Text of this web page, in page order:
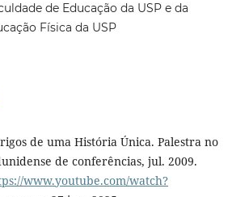
de Educação da USP e da
Física da USP
de uma História Única. Palestra no
de conferências, jul. 2009.
www.youtube.com/watch?